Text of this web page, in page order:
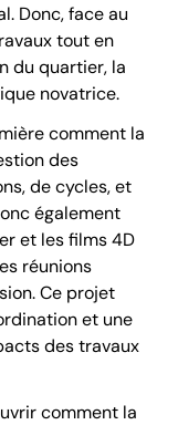
Donc, face au
tout en
du quartier, la
novatrice.
comment la
des
de cycles, et
également
et les films 4D
réunions
Ce projet
et une
des travaux
comment la